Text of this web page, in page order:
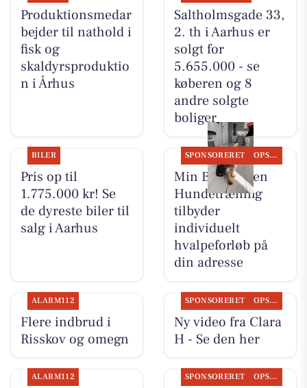
Produktionsmedar
bejder til nathold i
fisk og
skaldyrsproduktio
n i Århus
Saltholmsgade 33,
2. th i Aarhus er
solgt for
5.655.000 - se
køberen og 8
andre solgte
boliger
BILER
Pris op til
1.775.000 kr! Se
de dyreste biler til
salg i Aarhus
SPONSORERET OPSLAGSTAVLEN
Min Bedste Ven
Hundetræning
tilbyder
individuelt
hvalpeforløb på
din adresse
ALARM112
Flere indbrud i
Risskov og omegn
SPONSORERET OPSLAGSTAVLEN
Ny video fra Clara
H - Se den her
ALARM112 SPONSORERET OPSLAGSTAVLEN